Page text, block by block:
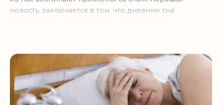
новость заключается в том, что дневник сна
Несколько идей при проблемах со сном после